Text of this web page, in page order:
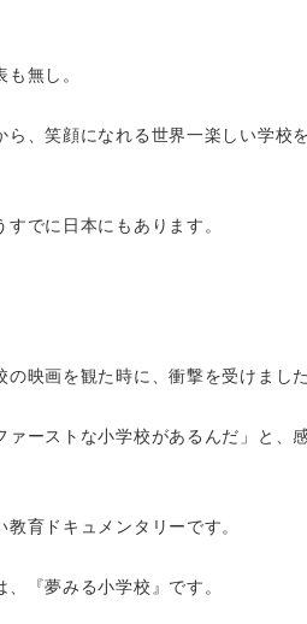
無し。
、笑顔になれる世界一楽しい学校
でに日本にもあります。
の映画を観た時に、衝撃を受けました
ァーストな小学校があるんだ」と、
育ドキュメンタリーです。
『夢みる小学校』です。